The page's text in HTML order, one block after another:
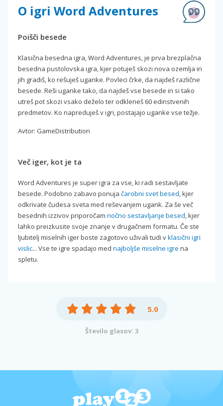
O igri Word Adventures
Poišči besede
Klasična besedna igra, Word Adventures, je prva brezplačna
besedna pustolovska igra, kjer potuješ skozi nova ozemlja in
jih gradiš, ko rešuješ uganke. Povleci črke, da najdeš različne
besede. Reši uganke tako, da najdeš vse besede in si tako
utreš pot skozi vsako deželo ter odkleneš 60 edinstvenih
predmetov. Ko napreduješ v igri, postajajo uganke vse težje.
Avtor: GameDistribution
Več iger, kot je ta
Word Adventures je super igra za vse, ki radi sestavljate
besede. Podobno zabavo ponuja čarobni svet besed, kjer
odkrivate čudesa sveta med reševanjem ugank. Za še več
besednih izzivov priporočam nočno sestavljanje besed, kjer
lahko preizkusite svoje znanje v drugačnem formatu. Če ste
ljubitelj miselnih iger boste zagotovo uživali tudi vklasični igri
vislic... Vse te igre spadajo med najboljše miselne igre na
spletu.
5.0
Število glasov: 3